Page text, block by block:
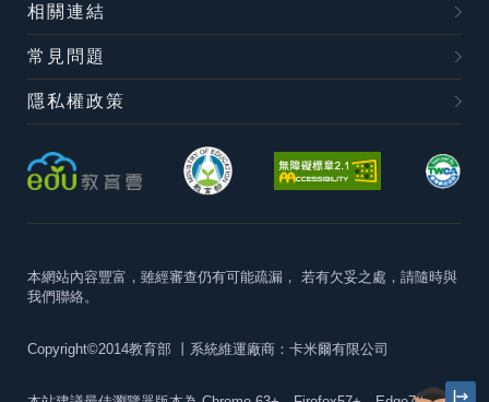
相關連結
常見問題
隱私權政策
本網站內容豐富，雖經審查仍有可能疏漏， 若有欠妥之處，請隨時與
我們聯絡。
Copyright©2014教育部 丨系統維運廠商：卡米爾有限公司